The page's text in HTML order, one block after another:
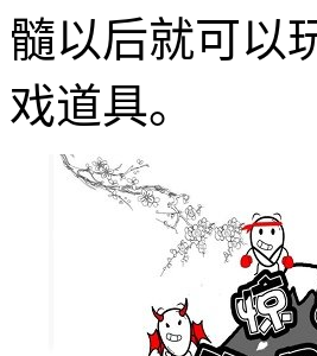
髓以后就可以
戏道具。